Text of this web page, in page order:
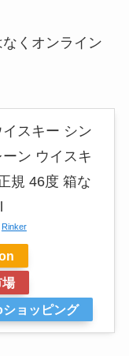
くオンライン
スキー シン
ン ウイスキ
規 46度 箱な
Rinker
ョッピング